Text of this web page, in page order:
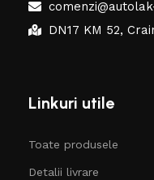
DN17 KM 52,
Linkuri utile
Toate produsele
Detalii livrare